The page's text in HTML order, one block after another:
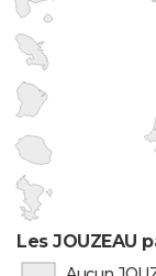
Les JOUZEAU